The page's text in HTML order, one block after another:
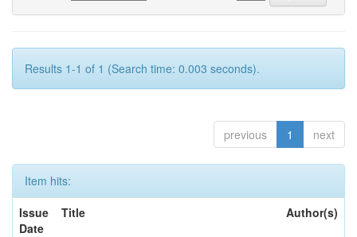
Results 1-1 of 1 (Search time: 0.003 seconds).
previous 1 next
Item hits:
Issue
Date
Title Author(s)